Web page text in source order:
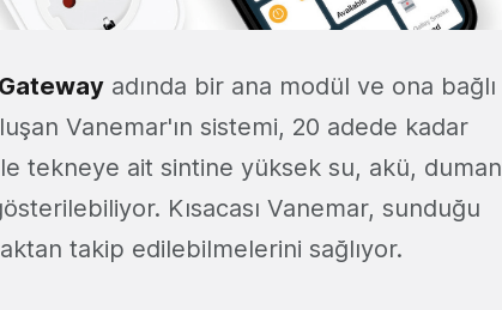
adında bir ana modül ve ona bağlı
Vanemar'ın sistemi, 20 adede kadar
tekneye ait sintine yüksek su, akü, duman
Kısacası Vanemar, sunduğu
takip edilebilmelerini sağlıyor.